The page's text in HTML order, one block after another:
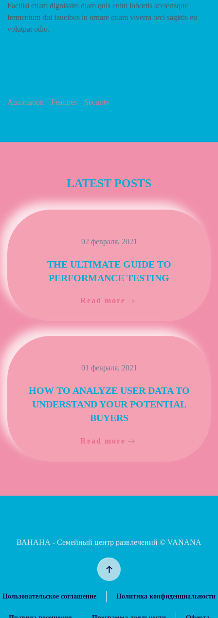
Automation Features Security
Facilisi etiam dignissim diam quis enim lobortis scelerisque
fermentum dui faucibus in ornare quam viverra orci sagittis eu
volutpat odio.
LATEST POSTS
02 февраля, 2021
THE ULTIMATE GUIDE TO
PERFORMANCE TESTING
Read more
01 февраля, 2021
HOW TO ANALYZE USER DATA TO
UNDERSTAND YOUR POTENTIAL
BUYERS
Read more
ВАНАНА - Семейный центр развлечений © VANANA
Пользовательское соглашение Политика конфиденциальности